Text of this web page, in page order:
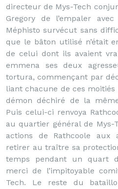
directeur de Mys-Tech
Gregory de l’empaler
Méphisto survécut sans
que le bâton utilisé n’était
de celui dont ils avaient
emmena ses deux
tortura, commençant par
liant chacune de ces
démon déchiré de la
Puis celui-ci renvoya
au quartier général de Mys-
actions de Rathcoole
retirer au traître sa
temps pendant un quart
merci de l’impitoyable
Tech. Le reste du